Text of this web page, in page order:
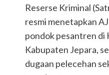
Reserse Kriminal
resmi menetapkan
pondok pesantren di
Kabupaten Jepara,
dugaan pelecehan